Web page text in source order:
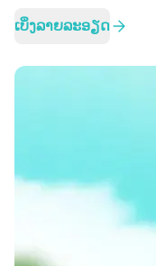
ເບິ່ງລາຍລະອຽດ